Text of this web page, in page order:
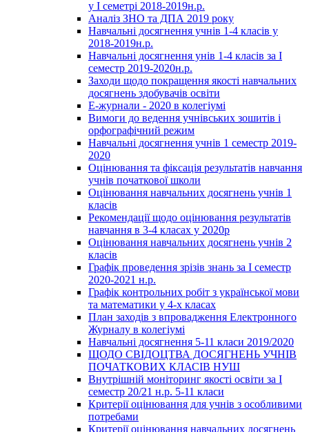
у І семетрі 2018-2019н.р.
Аналіз ЗНО та ДПА 2019 року
Навчальні досягнення учнів 1-4 класів у
2018-2019н.р.
Навчальні досягнення унів 1-4 класів за І
семестр 2019-2020н.р.
Заходи щодо покращення якості навчальних
досягнень здобувачів освіти
Е-журнали - 2020 в колегіумі
Вимоги до ведення учнівських зошитів і
орфографічний режим
Навчальні досягнення учнів 1 семестр 2019-
2020
Оцінювання та фіксація результатів навчання
учнів початкової школи
Оцінювання навчальних досягнень учнів 1
класів
Рекомендації щодо оцінювання результатів
навчання в 3-4 класах у 2020р
Оцінювання навчальних досягнень учнів 2
класів
Графік проведення зрізів знань за І семестр
2020-2021 н.р.
Графік контрольних робіт з української мови
та математики у 4-х класах
План заходів з впровадження Електронного
Журналу в колегіумі
Навчальні досягнення 5-11 класи 2019/2020
ЩОДО СВІДОЦТВА ДОСЯГНЕНЬ УЧНІВ
ПОЧАТКОВИХ КЛАСІВ НУШ
Внутрішній моніторинг якості освіти за І
семестр 20/21 н.р. 5-11 класи
Критерії оцінювання для учнів з особливими
потребами
Критерії оцінювання навчальних досягнень